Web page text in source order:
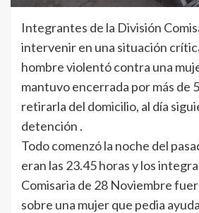
Integrantes de la División
intervenir en una situación
hombre violentó contra una
mantuvo encerrada por más de
retirarla del domicilio, al día
detención .
Todo comenzó la noche del
eran las 23.45 horas y los
Comisaria de 28 Noviembre
sobre una mujer que pedia